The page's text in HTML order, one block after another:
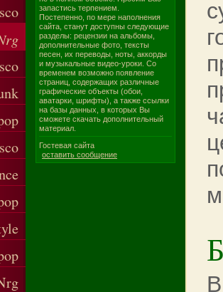
запастись терпением.
Постепенно, по мере наполнения
сайта, станут доступны следующие
разделы: рецензии на альбомы,
дополнительные фото, тексты
песен, их переводы, ноты, аккорды
и музыкальные видео-уроки. Со
временем возможно появление
страниц, содержащих различные
графические объекты (обои,
аватарки, шрифты), а также ссылки
на базы данных, в которых Вы
сможете скачать дополнительный
материал.
Гостевая сайта
оставить сообщение